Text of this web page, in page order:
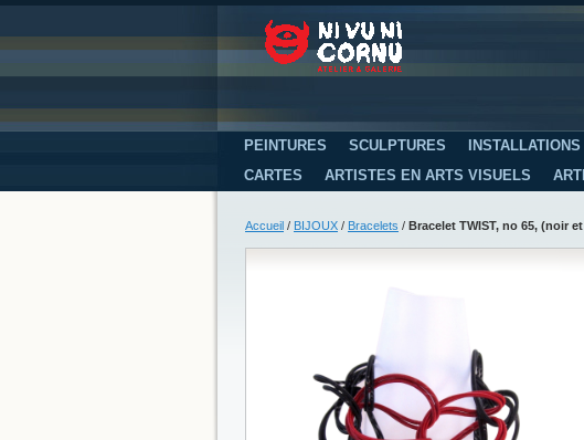
PEINTURES SCULPTURES INSTALLATIONS
CARTES
ARTISTES EN ARTS VISUELS
Accueil / BIJOUX / Bracelets / Bracelet TWIST, no 65, (noir